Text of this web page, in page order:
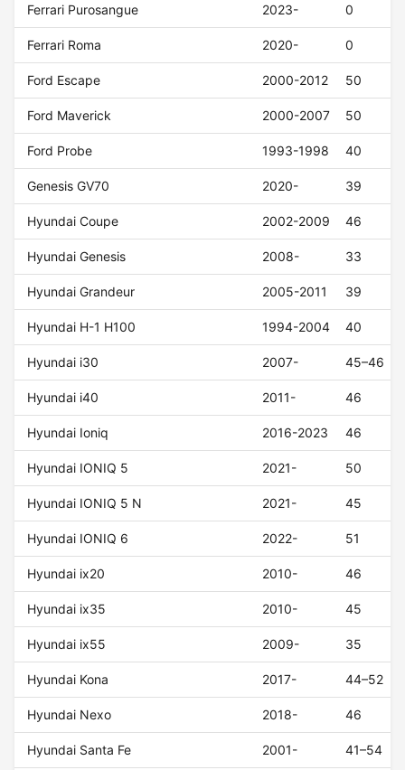
Ferrari Purosangue 2023- 0
Ferrari Roma 2020- 0
Ford Escape 2000-2012 50
Ford Maverick 2000-2007 50
Ford Probe 1993-1998 40
Genesis GV70 2020- 39
Hyundai Coupe 2002-2009 46
Hyundai Genesis 2008- 33
Hyundai Grandeur 2005-2011 39
Hyundai H-1 H100 1994-2004 40
Hyundai i30 2007- 45–46
Hyundai i40 2011- 46
Hyundai Ioniq 2016-2023 46
Hyundai IONIQ 5 2021- 50
Hyundai IONIQ 5 N 2021- 45
Hyundai IONIQ 6 2022- 51
Hyundai ix20 2010- 46
Hyundai ix35 2010- 45
Hyundai ix55 2009- 35
Hyundai Kona 2017- 44–52
Hyundai Nexo 2018- 46
Hyundai Santa Fe 2001- 41–54